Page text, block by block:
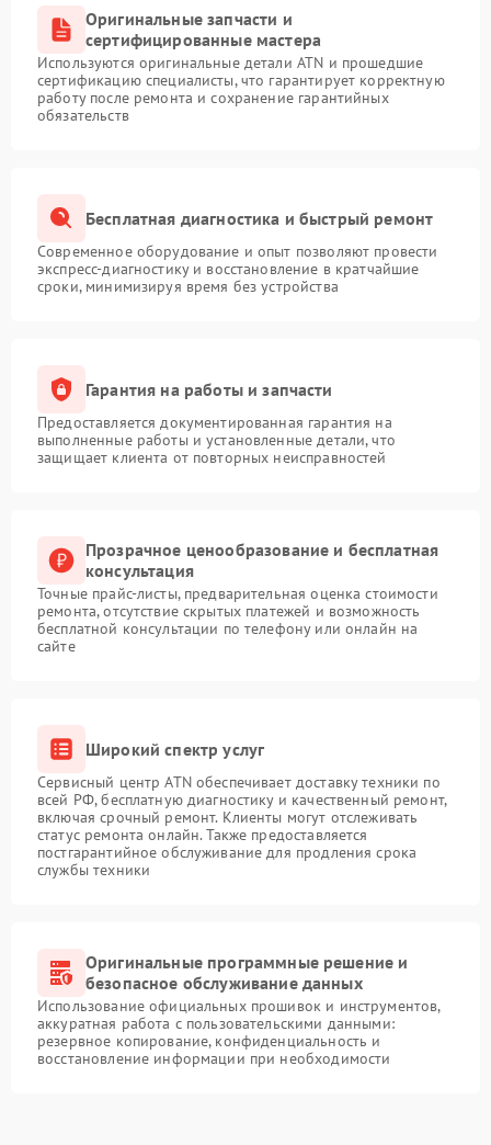
Оригинальные запчасти и
сертифицированные мастера
Используются оригинальные детали ATN и прошедшие
сертификацию специалисты, что гарантирует корректную
работу после ремонта и сохранение гарантийных
обязательств
Бесплатная диагностика и быстрый ремонт
Современное оборудование и опыт позволяют провести
экспресс-диагностику и восстановление в кратчайшие
сроки, минимизируя время без устройства
Гарантия на работы и запчасти
Предоставляется документированная гарантия на
выполненные работы и установленные детали, что
защищает клиента от повторных неисправностей
Прозрачное ценообразование и бесплатная
консультация
Точные прайс-листы, предварительная оценка стоимости
ремонта, отсутствие скрытых платежей и возможность
бесплатной консультации по телефону или онлайн на
сайте
Широкий спектр услуг
Сервисный центр ATN обеспечивает доставку техники по
всей РФ, бесплатную диагностику и качественный ремонт,
включая срочный ремонт. Клиенты могут отслеживать
статус ремонта онлайн. Также предоставляется
постгарантийное обслуживание для продления срока
службы техники
Оригинальные программные решение и
безопасное обслуживание данных
Использование официальных прошивок и инструментов,
аккуратная работа с пользовательскими данными:
резервное копирование, конфиденциальность и
восстановление информации при необходимости